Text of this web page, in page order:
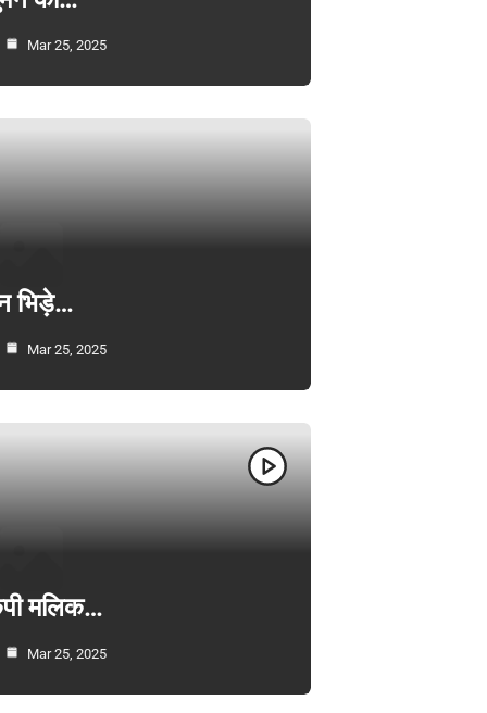
Mar 25, 2025
भिड़े…
Mar 25, 2025
मलिक…
Mar 25, 2025